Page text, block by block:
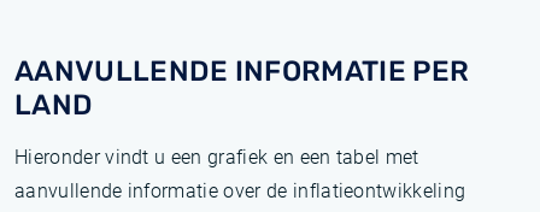
AANVULLENDE INFORMATIE PER
LAND
Hieronder vindt u een grafiek en een tabel met
aanvullende informatie over de inflatieontwikkeling